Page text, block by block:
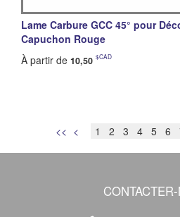
Lame Carbure GCC 45° pour
Capuchon Rouge
À partir de 10,50 $CAD
<< <